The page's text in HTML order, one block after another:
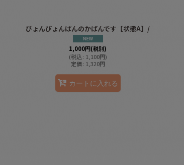
ぴょんぴょんぱんのかばんです【状態A】/
1,000円(税別)
(税込: 1,100円)
定価: 1,320円
カートに入れる